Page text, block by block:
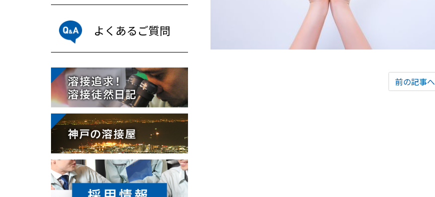
前の記事へ
よくあるご質問